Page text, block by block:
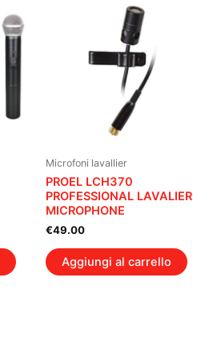
Microfoni lavallier
PROEL LCH370
PROFESSIONAL LAVALIER
MICROPHONE
€49.00
Aggiungi al carrello